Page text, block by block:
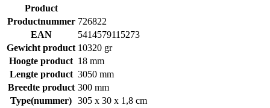
Product
Productnummer 726822
EAN
5414579115273
Gewicht product 10320 gr
Hoogte product 18 mm
Lengte product 3050 mm
Breedte product 300 mm
Type(nummer) 305 x 30 x 1,8 cm